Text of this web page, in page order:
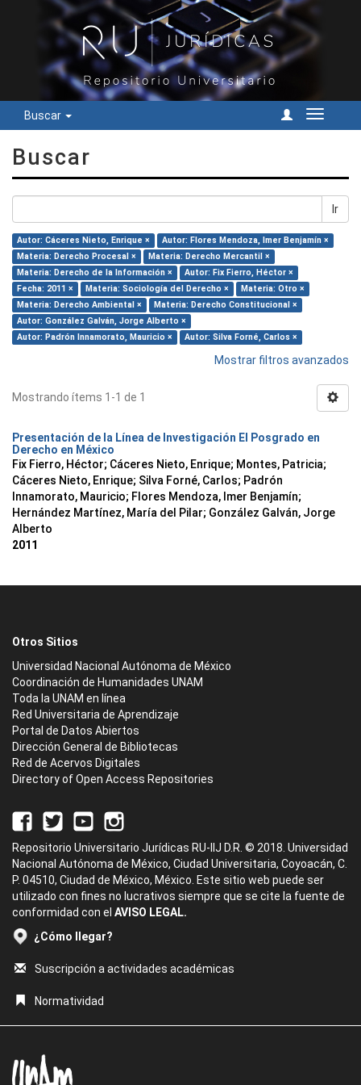
Buscar
Cambiar
Buscar
Ir
Autor: Cáceres Nieto, Enrique ×
Autor: Flores Mendoza, Imer Benjamín ×
Materia: Derecho Procesal ×
Materia: Derecho Mercantil ×
Materia: Derecho de la Información ×
Autor: Fix Fierro, Héctor ×
Fecha: 2011 ×
Materia: Sociología del Derecho ×
Materia: Otro ×
Materia: Derecho Ambiental ×
Materia: Derecho Constitucional ×
Autor: González Galván, Jorge Alberto ×
Autor: Padrón Innamorato, Mauricio ×
Autor: Silva Forné, Carlos ×
Mostrar filtros avanzados
Mostrando ítems 1-1 de 1
Presentación de la Línea de Investigación El Posgrado en
Derecho en México
Fix Fierro, Héctor; Cáceres Nieto, Enrique; Montes, Patricia;
Cáceres Nieto, Enrique; Silva Forné, Carlos; Padrón
Innamorato, Mauricio; Flores Mendoza, Imer Benjamín;
Hernández Martínez, María del Pilar; González Galván, Jorge
Alberto
2011
Otros Sitios
Universidad Nacional Autónoma de México
Coordinación de Humanidades UNAM
Toda la UNAM en línea
Red Universitaria de Aprendizaje
Portal de Datos Abiertos
Dirección General de Bibliotecas
Red de Acervos Digitales
Directory of Open Access Repositories
Repositorio Universitario Jurídicas RU-IIJ D.R. © 2018. Universidad
Nacional Autónoma de México, Ciudad Universitaria, Coyoacán, C.
P. 04510, Ciudad de México, México. Este sitio web puede ser
utilizado con fines no lucrativos siempre que se cite la fuente de
conformidad con el AVISO LEGAL.
¿Cómo llegar?
Suscripción a actividades académicas
Normatividad